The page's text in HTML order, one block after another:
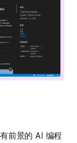
前景的 AI 编程